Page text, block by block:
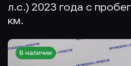
л.с.) 2023 года с
км.
В наличии